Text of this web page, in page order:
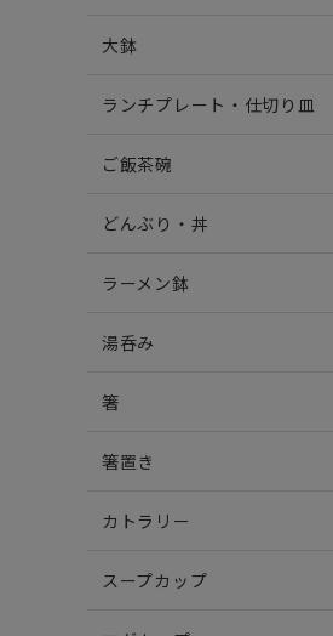
大鉢
ランチプレート・仕切り皿
ご飯茶碗
どんぶり・丼
ラーメン鉢
湯呑み
箸
箸置き
カトラリー
スープカップ